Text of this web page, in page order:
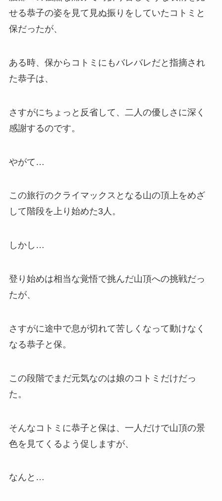
せる恭子の姿を見て見ぬ振りをしていたコトミと
保だったが、
ある時、保からコトミにもバレバレだと指摘され
た恭子は、
さすがにちょっと反省して、二人の優しさに深く
感謝するのです。
やがて…
この旅行のクライマックスとなる山の頂上をめざ
して階段を上り始めた3人。
しかし…
登り始めは相当な覚悟で挑んだ山頂への挑戦だっ
たが、
さすがに途中で息が切れて苦しくなって動けなく
なる恭子と保。
この段階でまだ元気なのは娘のコトミだけだっ
た。
そんなコトミに恭子と保は、一人だけで山頂の景
色を見てくるよう促しますが、
なんと…